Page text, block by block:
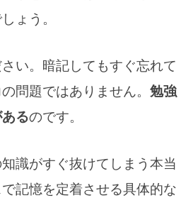
ょう。
い。暗記してもすぐ忘れて
問題ではありません。 勉強
るのです。
識がすぐ抜けてしまう本当
記憶を定着させる具体的な